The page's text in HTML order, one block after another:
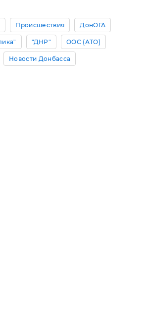
Происшествия ДонОГА
"ДНР" ООС (АТО)
Новости Донбасса